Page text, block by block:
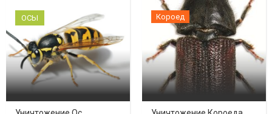
ОСЫ Короед